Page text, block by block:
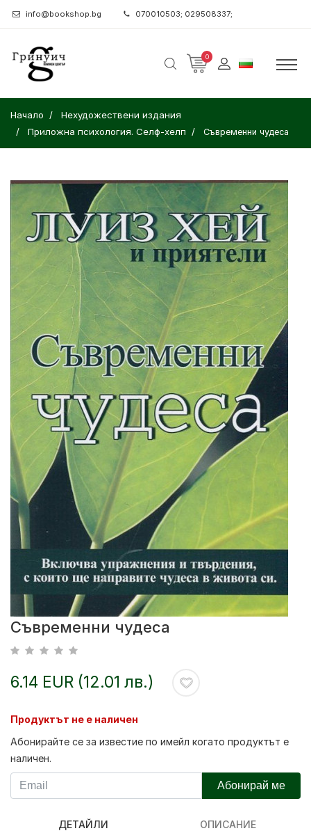
info@bookshop.bg 070010503; 029508337;
0
Начало
Нехудожествени издания
Приложна психология. Селф-хелп
Съвременни чудеса
Съвременни чудеса
6.14 EUR (12.01 лв.)
Продуктът не е наличен
Абонирайте се за известие по имейл когато продуктът е
наличен.
Абонирай ме
ДЕТАЙЛИ ОПИСАНИЕ